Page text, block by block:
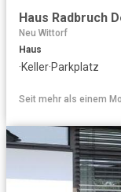
Haus Radbruch
Neu Wittorf
Haus
·Keller·Parkplatz
Seit mehr als einem